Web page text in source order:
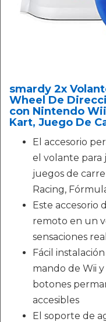
smardy 2x
Wheel De
con Nintendo
Kart, Juego De
El accesorio
el volante para
juegos de
Racing,
Este accesorio
remoto en un
sensaciones
Fácil
mando de Wii
botones
accesibles
El soporte de